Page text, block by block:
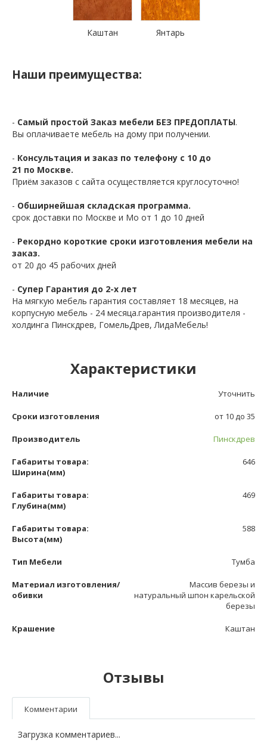
Каштан Янтарь
Наши преимущества:
- Самый простой Заказ мебели БЕЗ ПРЕДОПЛАТЫ.
Вы оплачиваете мебель на дому при получении.
- Консультация и заказ по телефону с 10 до
21 по Москве.
Приём заказов с сайта осуществляется круглосуточно!
- Обширнейшая складская программа.
срок доставки по Москве и Мо от 1 до 10 дней
- Рекордно короткие сроки изготовления мебели на
заказ.
от 20 до 45 рабочих дней
- Супер Гарантия до 2-х лет
На мягкую мебель гарантия составляет 18 месяцев, на
корпусную мебель - 24 месяца.гарантия производителя -
холдинга Пинскдрев, ГомельДрев, ЛидаМебель!
Характеристики
Наличие Уточнить
Сроки изготовления от 10 до 35
Производитель Пинскдрев
Габариты товара:
Ширина(мм)
646
Габариты товара:
Глубина(мм)
469
Габариты товара:
Высота(мм)
588
Тип Мебели Тумба
Материал изготовления/
обивки
Массив березы и
натуральный шпон карельской
березы
Крашение Каштан
Отзывы
Комментарии
Загрузка комментариев...